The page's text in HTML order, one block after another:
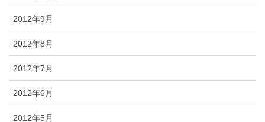
2012年9月
2012年8月
2012年7月
2012年6月
2012年5月